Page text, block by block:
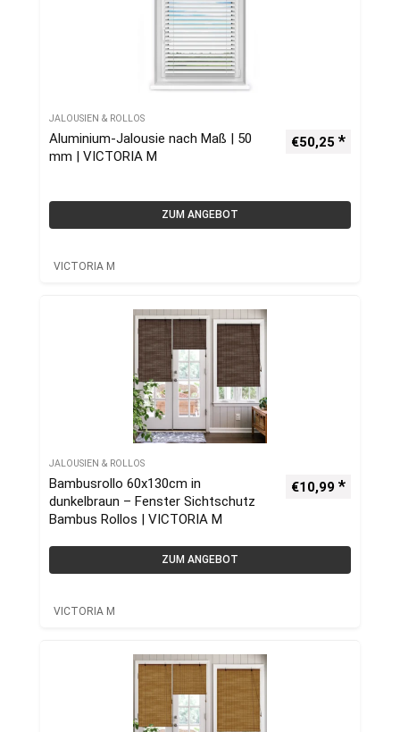
JALOUSIEN & ROLLOS
Aluminium-Jalousie nach Maß | 50
mm | VICTORIA M
€50,25
ZUM ANGEBOT
VICTORIA M
JALOUSIEN & ROLLOS
Bambusrollo 60x130cm in
dunkelbraun – Fenster Sichtschutz
Bambus Rollos | VICTORIA M
€10,99
ZUM ANGEBOT
VICTORIA M